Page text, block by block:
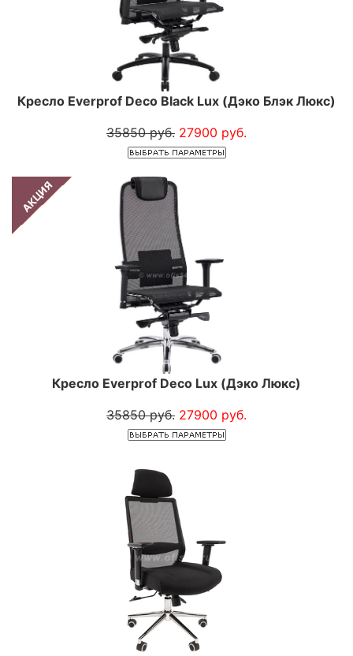
Кресло Everprof Deco Black Lux (Дэко Блэк Люкс)
35850 руб. 27900 руб.
АКЦИЯ
Кресло Everprof Deco Lux (Дэко Люкс)
35850 руб. 27900 руб.